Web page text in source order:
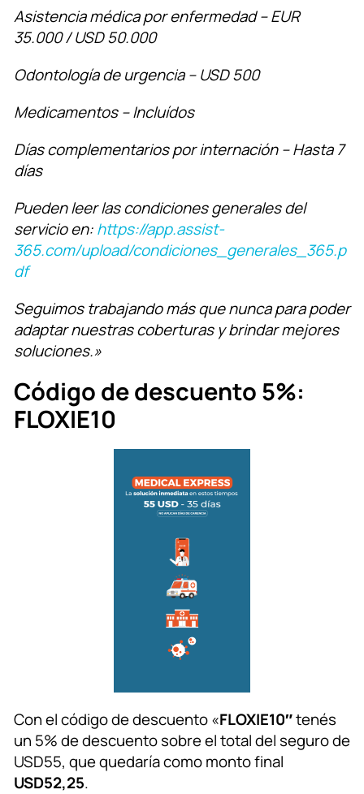
Asistencia médica por enfermedad – EUR
35.000 / USD 50.000
Odontología de urgencia – USD 500
Medicamentos – Incluídos
Días complementarios por internación – Hasta 7
días
Pueden leer las condiciones generales del
servicio en:https://app.assist-
365.com/upload/condiciones_generales_365.p
df
Seguimos trabajando más que nunca para poder
adaptar nuestras coberturas y brindar mejores
soluciones.»
Código de descuento 5%:
FLOXIE10
Con el código de descuento «FLOXIE10″tenés
un 5% de descuento sobre el total del seguro de
USD55, que quedaría como monto final
USD52,25.